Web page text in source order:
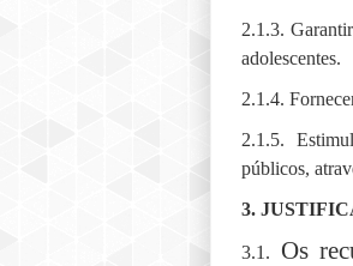
2.1.3.
adolescentes.
2.1.4.
2.1.5.
públicos,
3.
3.1. Os